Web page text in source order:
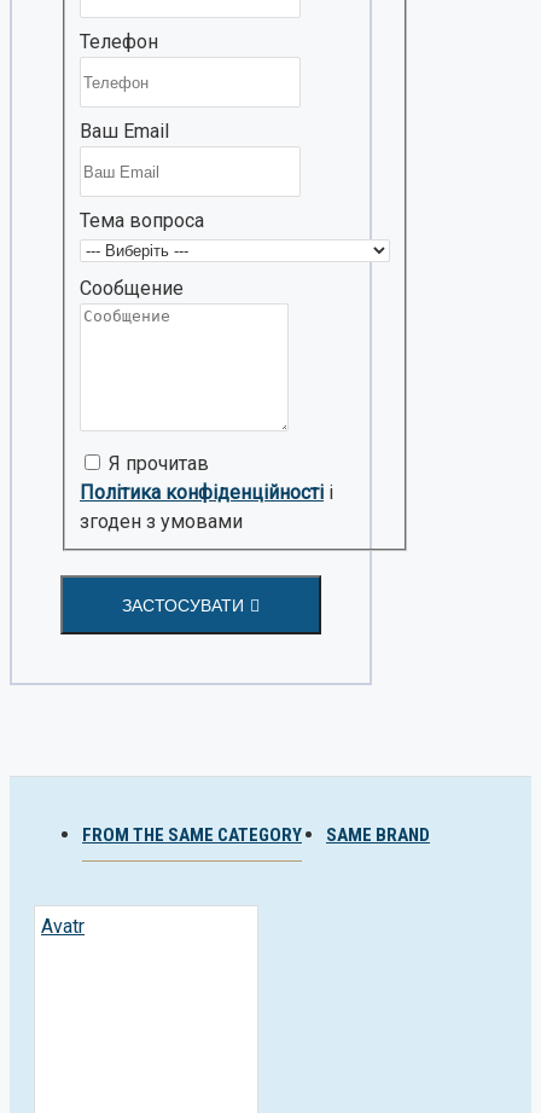
Телефон
Ваш Email
Тема вопроса
Сообщение
Я прочитав
Політика конфіденційності і
згоден з умовами
ЗАСТОСУВАТИ
FROM THE SAME CATEGORY SAME BRAND
Avatr